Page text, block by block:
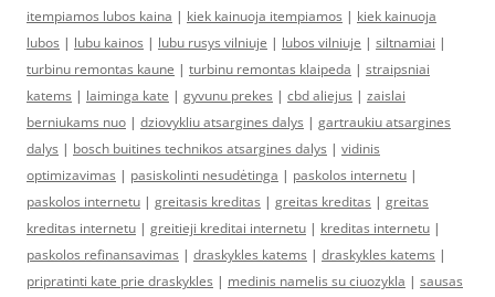
itempiamos lubos kaina | kiek kainuoja itempiamos | kiek kainuoja
lubos | lubu kainos | lubu rusys vilniuje | lubos vilniuje | siltnamiai |
turbinu remontas kaune | turbinu remontas klaipeda | straipsniai
katems | laiminga kate | gyvunu prekes | cbd aliejus | zaislai
berniukams nuo | dziovykliu atsargines dalys | gartraukiu atsargines
dalys | bosch buitines technikos atsargines dalys | vidinis
optimizavimas | pasiskolinti nesudėtinga | paskolos internetu |
paskolos internetu | greitasis kreditas | greitas kreditas | greitas
kreditas internetu | greitieji kreditai internetu | kreditas internetu |
paskolos refinansavimas | draskykles katems | draskykles katems |
pripratinti kate prie draskykles | medinis namelis su ciuozykla | sausas